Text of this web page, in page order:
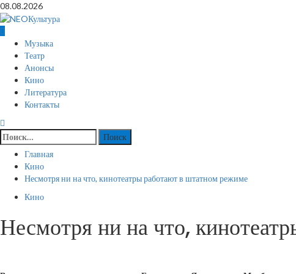
Перейти
к
содержимому
08.08.2026
Основное
меню
Музыка
Театр
Анонсы
Кино
Литература
Контакты
Найти:
Главная
Кино
Несмотря ни на что, кинотеатры работают в штатном режиме
Кино
Несмотря ни на что,